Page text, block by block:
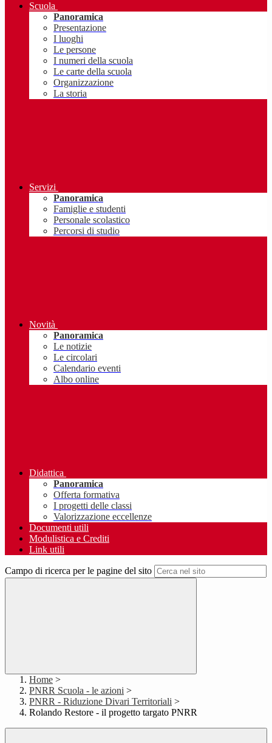
Scuola
Panoramica
Presentazione
I luoghi
Le persone
I numeri della scuola
Le carte della scuola
Organizzazione
La storia
Servizi
Panoramica
Famiglie e studenti
Personale scolastico
Percorsi di studio
Novità
Panoramica
Le notizie
Le circolari
Calendario eventi
Albo online
Didattica
Panoramica
Offerta formativa
I progetti delle classi
Valorizzazione eccellenze
Documenti utili
Modulistica e Crediti
Link utili
Campo di ricerca per le pagine del sito
Home >
PNRR Scuola - le azioni >
PNRR - Riduzione Divari Territoriali >
Rolando Restore - il progetto targato PNRR